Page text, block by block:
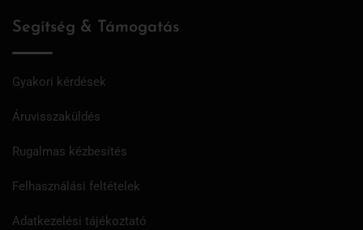
Segítség & Támogatás
Gyakori kérdések
Áruvisszaküldés
Rugalmas kézbesítés
Felhasználási feltételek
Adatkezelési tájékoztató